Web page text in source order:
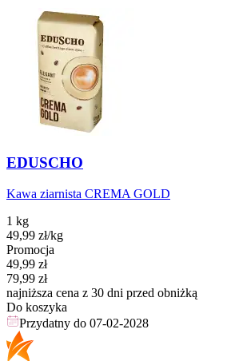
EDUSCHO
Kawa ziarnista CREMA GOLD
1 kg
49,99 zł/kg
Promocja
Cena promocyjna
49,99 zł
79,99 zł
najniższa cena z 30 dni przed obniżką
Do koszyka
Przydatny do 07-02-2028